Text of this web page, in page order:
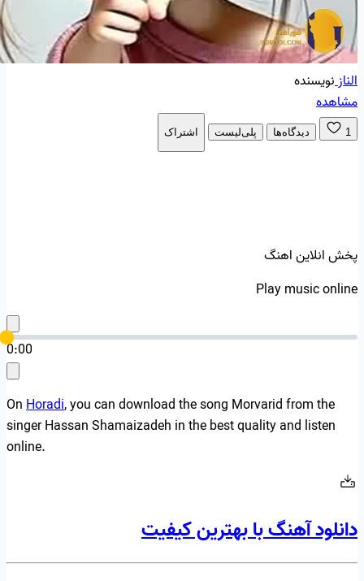
النازنویسنده
مشاهده
1 دیدگاه‌ها پلی‌لیست اشتراک
پخش انلاین اهنگ
Play music online
0:00
OnHoradi, you can download the song Morvarid from the
singer Hassan Shamaizadeh in the best quality and listen
online.
دانلود آهنگ با بهترین کیفیت